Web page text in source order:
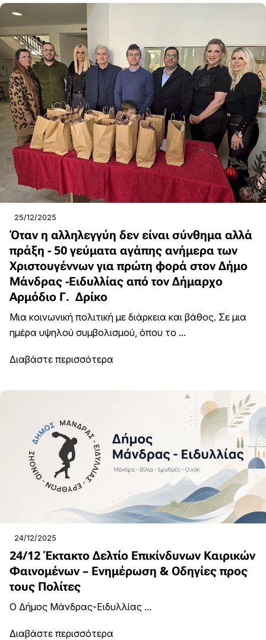
25/12/2025
Όταν η αλληλεγγύη δεν είναι σύνθημα αλλά
πράξη - 50 γεύματα αγάπης ανήμερα των
Χριστουγέννων για πρώτη φορά στον Δήμο
Μάνδρας -Ειδυλλίας από τον Δήμαρχο
Αρμόδιο Γ. Δρίκο
Μια κοινωνική πολιτική με διάρκεια και βάθος. Σε μια
ημέρα υψηλού συμβολισμού, όπου το ...
Διαβάστε περισσότερα
24/12/2025
24/12 Έκτακτο Δελτίο Επικίνδυνων Καιρικών
Φαινομένων – Ενημέρωση & Οδηγίες προς
τους Πολίτες
Ο Δήμος Μάνδρας-Ειδυλλίας ...
Διαβάστε περισσότερα